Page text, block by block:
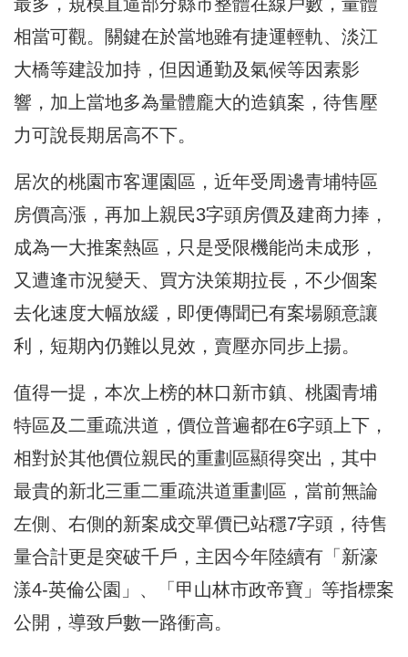
相當可觀。關鍵在於當地雖有捷運輕軌、淡江
大橋等建設加持，但因通勤及氣候等因素影
響，加上當地多為量體龐大的造鎮案，待售壓
力可說長期居高不下。
居次的桃園市客運園區，近年受周邊青埔特區
房價高漲，再加上親民3字頭房價及建商力捧，
成為一大推案熱區，只是受限機能尚未成形，
又遭逢市況變天、買方決策期拉長，不少個案
去化速度大幅放緩，即便傳聞已有案場願意讓
利，短期內仍難以見效，賣壓亦同步上揚。
值得一提，本次上榜的林口新市鎮、桃園青埔
特區及二重疏洪道，價位普遍都在6字頭上下，
相對於其他價位親民的重劃區顯得突出，其中
最貴的新北三重二重疏洪道重劃區，當前無論
左側、右側的新案成交單價已站穩7字頭，待售
量合計更是突破千戶，主因今年陸續有「新濠
漾4-英倫公園」、「甲山林市政帝寶」等指標案
公開，導致戶數一路衝高。